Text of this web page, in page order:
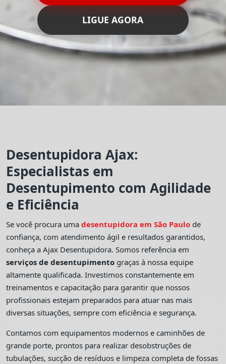
LIGUE AGORA
Desentupidora Ajax:
Especialistas em
Desentupimento com Agilidade
e Eficiência
Se você procura umadesentupidora em São Paulo de
confiança, com atendimento ágil e resultados garantidos,
conheça a Ajax Desentupidora. Somos referência em
serviços de desentupimento graças à nossa equipe
altamente qualificada. Investimos constantemente em
treinamentos e capacitação para garantir que nossos
profissionais estejam preparados para atuar nas mais
diversas situações, sempre com eficiência e segurança.
Contamos com equipamentos modernos e caminhões de
grande porte, prontos para realizar desobstruções de
tubulações, sucção de resíduos e limpeza completa de fossas